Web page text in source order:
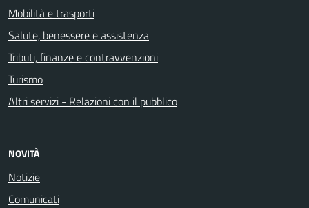
Mobilità e trasporti
Salute, benessere e assistenza
Tributi, finanze e contravvenzioni
Turismo
Altri servizi - Relazioni con il pubblico
NOVITÀ
Notizie
Comunicati